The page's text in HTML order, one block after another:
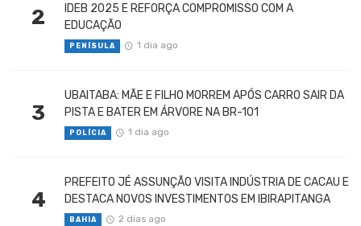
2
IDEB 2025 E REFORÇA COMPROMISSO COM A
EDUCAÇÃO
PENÍSULA 1 dia ago
3
UBAITABA: MÃE E FILHO MORREM APÓS CARRO SAIR DA
PISTA E BATER EM ÁRVORE NA BR-101
POLÍCIA 1 dia ago
4
PREFEITO JÉ ASSUNÇÃO VISITA INDÚSTRIA DE CACAU E
DESTACA NOVOS INVESTIMENTOS EM IBIRAPITANGA
BAHIA 2 dias ago